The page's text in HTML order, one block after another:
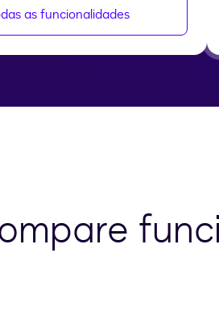
as funcionalidades